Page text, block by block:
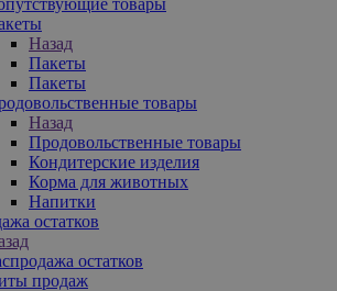
Назад
Пакеты
Пакеты
товары
Назад
Продовольственные товары
Кондитерские изделия
Корма для животных
Напитки
остатков
остатков
продаж